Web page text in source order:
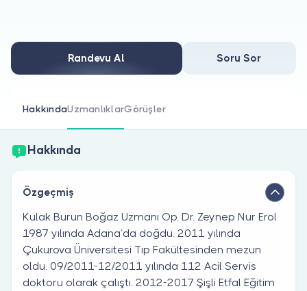
Doktorlar için
Doktor musunuz?
Randevu Al Soru Sor
HakkındaUzmanlıklarGörüşler
Hakkında
Özgeçmiş
Kulak Burun Boğaz Uzmanı Op. Dr. Zeynep Nur Erol
1987 yılında Adana’da doğdu. 2011 yılında
Çukurova Üniversitesi Tıp Fakültesinden mezun
oldu. 09/2011-12/2011 yılında 112 Acil Servis
doktoru olarak çalıştı. 2012-2017 Şişli Etfal Eğitim